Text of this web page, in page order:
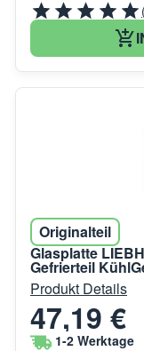
Originalteil
Glasplatte
Gefrierteil
Produkt Details
47,19 €
1-2 Werktage